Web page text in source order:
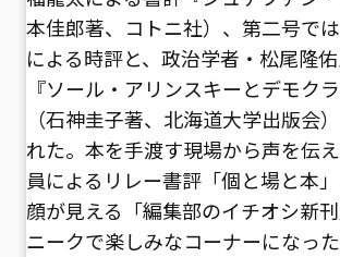
本佳郎著、コトニ社）、第二号で
による時評と、政治学者・松尾隆
『ソール・アリンスキーとデモク
（石神圭子著、北海道大学出版会
れた。本を手渡す現場から声を伝
員によるリレー書評「個と場と本
顔が見える「編集部のイチオシ新
ニークで楽しみなコーナーになった